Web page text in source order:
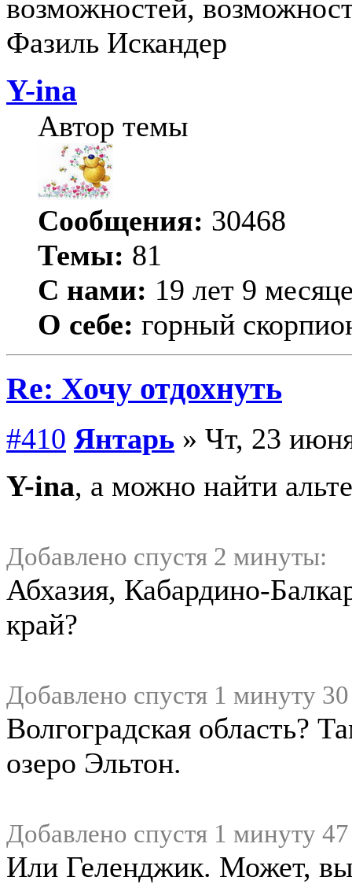
возможностей,
Фазиль Искандер
Y-ina
Автор темы
Сообщения: 30468
Темы: 81
С нами: 19 лет 9
О себе: горный
Re: Хочу отдохнуть
#410 Янтарь » Чт, 23
Y-ina, а можно найти
Добавлено спустя 2 минуты:
Абхазия, Кабардино-
край?
Добавлено спустя 1 минуту
Волгоградская область?
озеро Эльтон.
Добавлено спустя 1 минуту
Или Геленджик. Может,